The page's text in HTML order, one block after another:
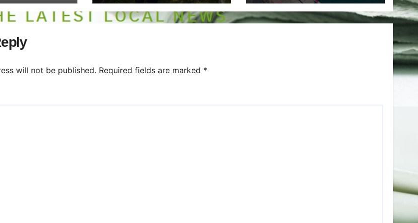
de alții.
will not be published. Required fields are marked *